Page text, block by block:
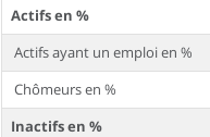
Actifs en %
Actifs ayant un emploi en %
Chômeurs en %
Inactifs en %